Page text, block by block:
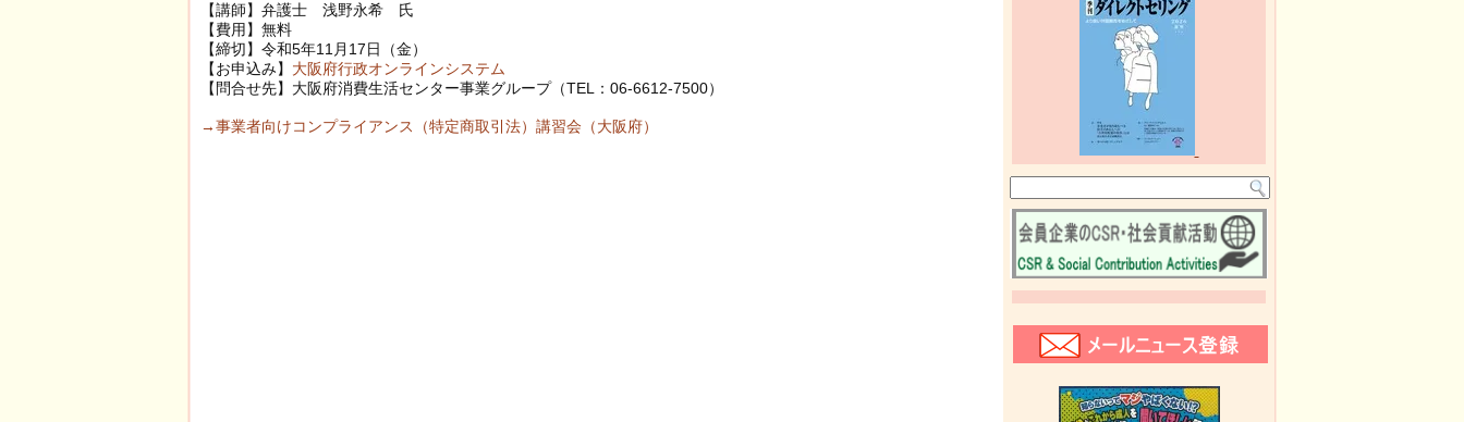
【講師】弁護士 浅野永希 氏
【費用】無料
【締切】令和5年11月17日（金）
【お申込み】 大阪府行政オンラインシステム
【問合せ先】大阪府消費生活センター事業グループ（TEL：06-6612-7500）
→事業者向けコンプライアンス（特定商取引法）講習会（大阪府）